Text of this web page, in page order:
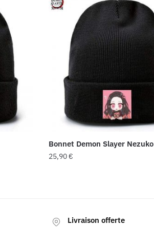
Bonnet Demon Slayer Nezuko
25,90€
Livraison offerte